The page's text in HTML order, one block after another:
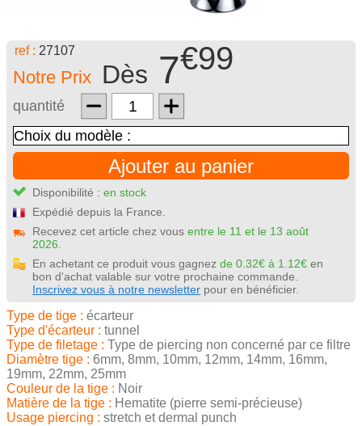
ref : 27107
Notre Prix Dès 7€99
quantité
Ajouter au panier
Disponibilité : en stock
Expédié depuis la France.
Recevez cet article chez vous entre le 11 et le 13 août
2026.
En achetant ce produit vous gagnez de 0.32€ à 1.12€ en
bon d'achat valable sur votre prochaine commande.
Inscrivez vous à notre newsletter pour en bénéficier.
Type de tige : écarteur
Type d'écarteur : tunnel
Type de filetage : Type de piercing non concerné par ce filtre
Diamètre tige : 6mm, 8mm, 10mm, 12mm, 14mm, 16mm,
19mm, 22mm, 25mm
Couleur de la tige : Noir
Matière de la tige : Hematite (pierre semi-précieuse)
Usage piercing : stretch et dermal punch